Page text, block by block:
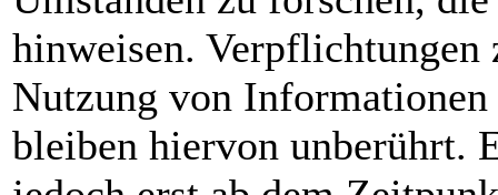
hinweisen. Verpflichtungen
Nutzung von Informationen
bleiben hiervon unberührt.